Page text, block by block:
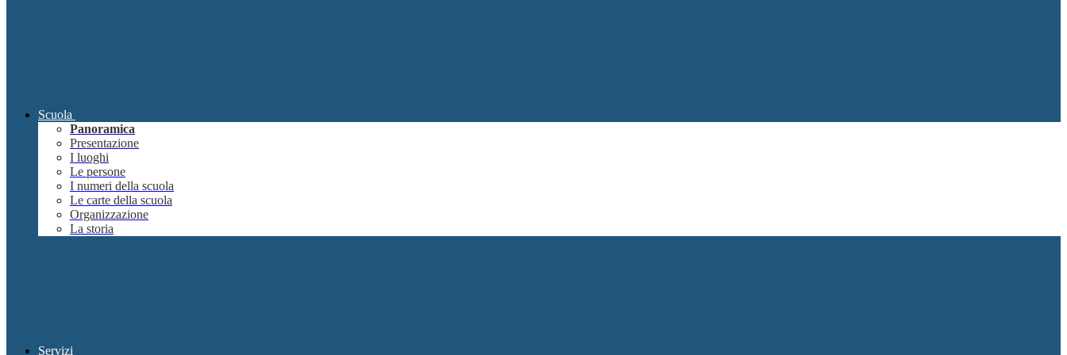
Scuola
Panoramica
Presentazione
I luoghi
Le persone
I numeri della scuola
Le carte della scuola
Organizzazione
La storia
Servizi